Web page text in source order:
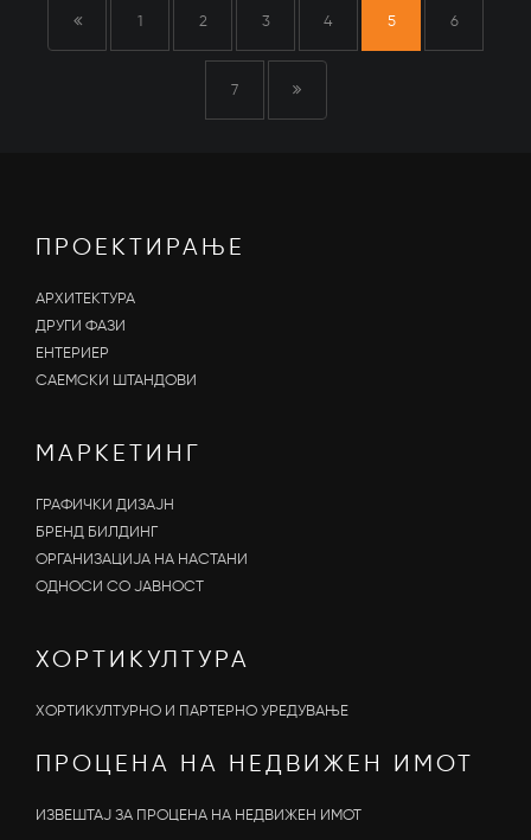
1 2 3 4 5 6
7
ПРОЕКТИРАЊЕ
АРХИТЕКТУРА
ДРУГИ ФАЗИ
ЕНТЕРИЕР
САЕМСКИ ШТАНДОВИ
МАРКЕТИНГ
ГРАФИЧКИ ДИЗАЈН
БРЕНД БИЛДИНГ
ОРГАНИЗАЦИЈА НА НАСТАНИ
OДНОСИ СО ЈАВНОСТ
ХОРТИКУЛТУРА
ХОРТИКУЛТУРНО И ПАРТЕРНО УРЕДУВАЊЕ
ПРОЦЕНА НА НЕДВИЖЕН ИМОТ
ИЗВЕШТАЈ ЗА ПРОЦЕНА НА НЕДВИЖЕН ИМОТ